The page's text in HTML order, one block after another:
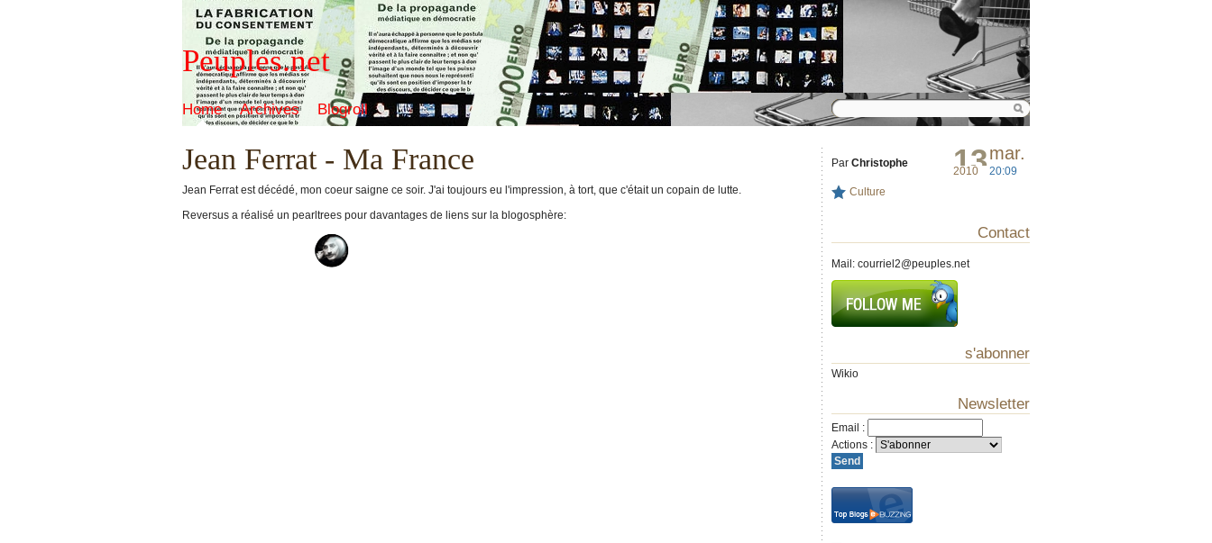
Peuples.net
Home Archives Blogroll
Jean Ferrat - Ma France 13mar.
2010 20:09
Par Christophe
Culture
Jean Ferrat est décédé, mon coeur saigne ce soir. J'ai toujours eu l'impression, à tort, que c'était un copain de lutte.
Reversus a réalisé un pearltrees pour davantages de liens sur la blogosphère:
Contact
Mail: courriel2@peuples.net
s'abonner
Wikio
Newsletter
Email :
Actions :